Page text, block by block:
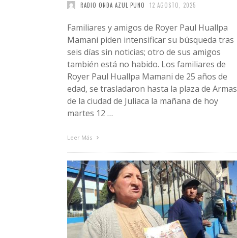
RADIO ONDA AZUL PUNO 12 AGOSTO, 2025
Familiares y amigos de Royer Paul Huallpa
Mamani piden intensificar su búsqueda tras
seis días sin noticias; otro de sus amigos
también está no habido. Los familiares de
Royer Paul Huallpa Mamani de 25 años de
edad, se trasladaron hasta la plaza de Armas
de la ciudad de Juliaca la mañana de hoy
martes 12 …
Leer Más